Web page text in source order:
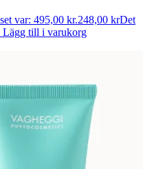
var: 495,00 kr.248,00 krDet
Lägg till i varukorg